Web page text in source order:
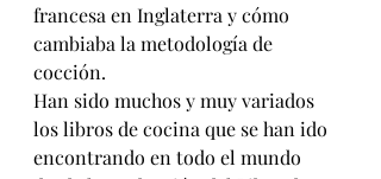
francesa en Inglaterra y cómo
cambiaba la metodología de
cocción.
Han sido muchos y muy variados
los libros de cocina que se han ido
encontrando en todo el mundo